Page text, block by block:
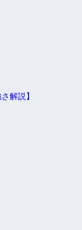
解説】